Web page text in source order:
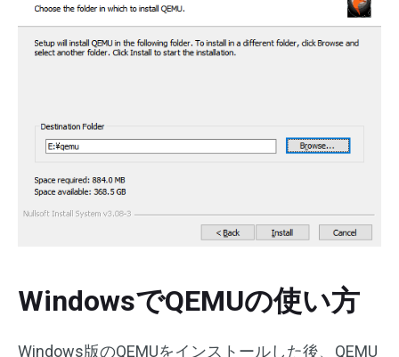
WindowsでQEMUの使い方
Windows版のQEMUをインストールした後、QEMU